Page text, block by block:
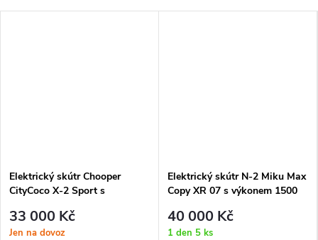
Elektrický skútr Chooper
CityCoco X-2 Sport s
dojezdem až 55 km. Stylový
černý design, tichý provoz a
33 000 Kč
Jen na dovoz
Elektrický skútr N-2 Miku Max
Copy XR 07 s výkonem 1500
jízda, moderní design a nízké
provozní náklady.
40 000 Kč
1 den 5 ks